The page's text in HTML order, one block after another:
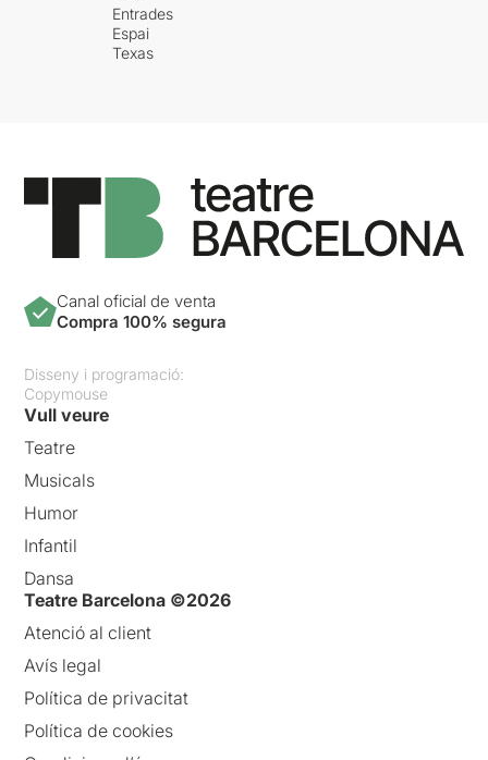
Entrades
Espai
Texas
Canal oficial de venta
Compra 100% segura
Disseny i programació:
Copymouse
Vull veure
Teatre
Musicals
Humor
Infantil
Dansa
Teatre Barcelona ©2026
Atenció al client
Avís legal
Política de privacitat
Política de cookies